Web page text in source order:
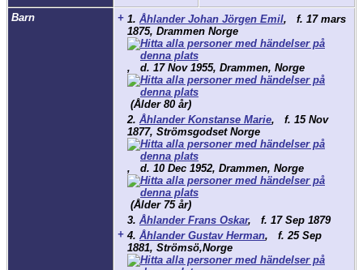
Barn + 1. Åhlander Johan Jörgen Emil, f. 17 mars
1875, Drammen Norge
, d. 17 Nov 1955, Drammen, Norge
(Ålder 80 år)
2. Åhlander Konstanse Marie, f. 15 Nov
1877, Strömsgodset Norge
, d. 10 Dec 1952, Drammen, Norge
(Ålder 75 år)
3. Åhlander Frans Oskar, f. 17 Sep 1879
+ 4. Åhlander Gustav Herman, f. 25 Sep
1881, Strömsö,Norge